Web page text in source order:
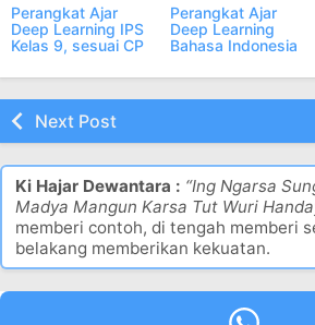
Perangkat Ajar
Deep Learning IPS
Kelas 9, sesuai CP
Perangkat Ajar
Deep Learning
Bahasa Indonesia
2025
Next Post
Ki Hajar Dewantara : “Ing Ngarsa
Madya Mangun Karsa Tut Wuri
memberi contoh, di tengah memberi
belakang memberikan kekuatan.